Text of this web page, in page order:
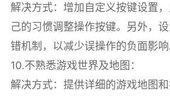
解决方式：增加自定义按键设置
己的习惯调整操作按键。另外，
错机制，以减少误操作的负面影响
10.不熟悉游戏世界及地图：
解决方式：提供详细的游戏地图